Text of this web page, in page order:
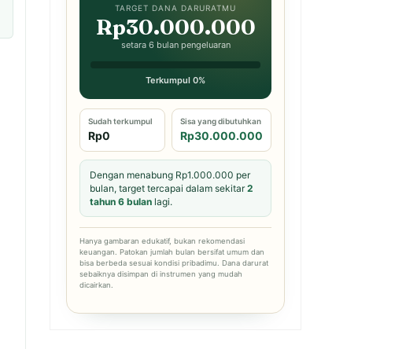
TARGET DANA DARURATMU
Rp30.000.000
setara 6 bulan pengeluaran
Terkumpul 0%
Sudah terkumpul
Rp0
Sisa yang dibutuhkan
Rp30.000.000
Dengan menabung Rp1.000.000 per
bulan, target tercapai dalam sekitar2
tahun 6 bulan lagi.
Hanya gambaran edukatif, bukan rekomendasi
keuangan. Patokan jumlah bulan bersifat umum dan
bisa berbeda sesuai kondisi pribadimu. Dana darurat
sebaiknya disimpan di instrumen yang mudah
dicairkan.